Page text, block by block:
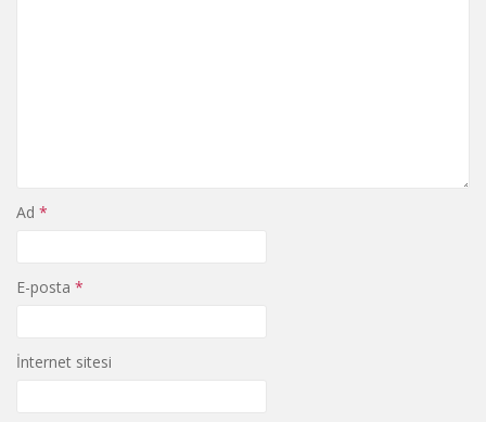
Ad *
E-posta *
İnternet sitesi